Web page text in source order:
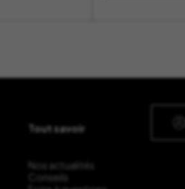
Tout savoir
Nos actualités
Conseils